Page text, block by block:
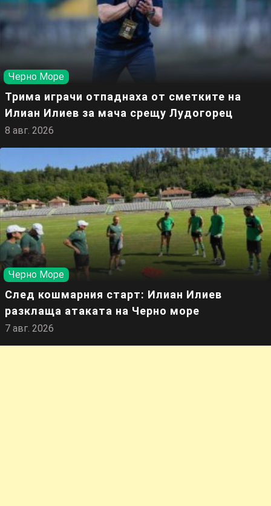
Черно Море
Трима играчи отпаднаха от сметките на
Илиан Илиев за мача срещу Лудогорец
8 авг. 2026
Черно Море
След кошмарния старт: Илиан Илиев
разклаща атаката на Черно море
7 авг. 2026